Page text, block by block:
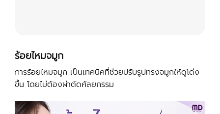
ร้อยไหมจมูก
การร้อยไหมจมูก เป็นเทคนิคที่ช่วยปรับรูปทรงจมูกให้ดูโด่ง
ขึ้น โดยไม่ต้องผ่าตัดศัลยกรรม